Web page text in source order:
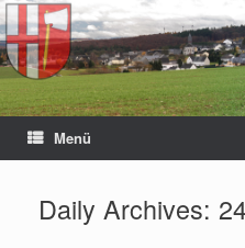
Menü
Daily Archives: